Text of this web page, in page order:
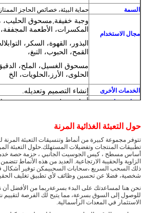
السمة حماية البيئة، خصائص الحاجز
مجال الاستخدام
وجبة خفيفة مسحوق الحليب،
المكسرات، الأطعمة المجففة،
البذور، القهوة، السكر، التوابل
القمح، الحبوب، التبغ،
مسحوق الغسيل، الملح،
الحلوى، الأرز،الحلويات، الخ
الخدمات الأخرى إنشاء التصميم وتعديله.
عينات مجانية أنواع مختلفة متوفرة مع جمع
ملاحظة
الخاصة بك، لذلك يرجى
من فضلكم أخبرونا المادة،
والمتطلبات الأخرى التي
الخاص
إذا كنت لا تعرف المعلومات
تعطيك اقتراحات.
2) يمكننا توفير
عينات مماثلة
الدقيقة المطلوبة
حول التعبئة الغذائية المرنة
تتوفر مجموعة كبيرة من أنماط وتنسيقات التعبئة
تطبيقات المنتجات وتفضيلات المستهلك.حلول التعبئة
أساس مسطح ، كيس الجوسيت الجانبي ، حزمة حصة خدمة
الزاوية والحقيبة الارتجاعية. العديد من هذه الأنماط
ذلك السحب السريع ،سحابات السحبيمكن توفير أشكال
شخصية، فضلا عن تحسين وظائف لأي تطبيق تغليف
نحن هنا لمساعدتك على البدء بسرعةربما من الأفضل أن
للوصول إلى السوق بسرعة، مما يتيح لك الفرصة لتقييم
الاستثمار في المعدات الرأسمالية.